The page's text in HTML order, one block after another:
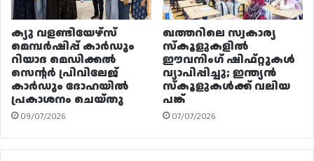
ക്യു വളണ്ടിയേഴ്‌സ്
മെമ്പർഷിപ്പ് കാർഡും
റിയാദ മെഡിക്കൽ
സെന്റർ പ്രിവിലേജ്
കാർഡും ദോഹയിൽ
പ്രകാശനം ചെയ്തു
09/07/2026
ഖത്തറിലെ സ്വകാര്യ
സ്കൂളുകളിൽ
ഈവനിംഗ് ഷിഫ്റ്റുകൾ
വ്യാപിപ്പിച്ചു; ഇന്ത്യൻ
സ്കൂളുകൾക്ക് വലിയ
പങ്ക്
07/07/2026